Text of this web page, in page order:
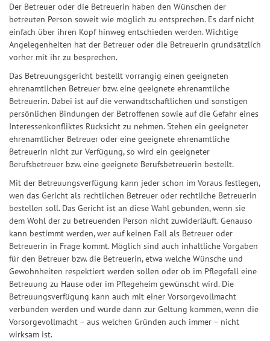
Der Betreuer oder die Betreuerin haben den Wünschen der
betreuten Person soweit wie möglich zu entsprechen. Es darf nicht
einfach über ihren Kopf hinweg entschieden werden. Wichtige
Angelegenheiten hat der Betreuer oder die Betreuerin grundsätzlich
vorher mit ihr zu besprechen.
Das Betreuungsgericht bestellt vorrangig einen geeigneten
ehrenamtlichen Betreuer bzw. eine geeignete ehrenamtliche
Betreuerin. Dabei ist auf die verwandtschaftlichen und sonstigen
persönlichen Bindungen der Betroffenen sowie auf die Gefahr eines
Interessenkonfliktes Rücksicht zu nehmen. Stehen ein geeigneter
ehrenamtlicher Betreuer oder eine geeignete ehrenamtliche
Betreuerin nicht zur Verfügung, so wird ein geeigneter
Berufsbetreuer bzw. eine geeignete Berufsbetreuerin bestellt.
Mit der Betreuungsverfügung kann jeder schon im Voraus festlegen,
wen das Gericht als rechtlichen Betreuer oder rechtliche Betreuerin
bestellen soll. Das Gericht ist an diese Wahl gebunden, wenn sie
dem Wohl der zu betreuenden Person nicht zuwiderläuft. Genauso
kann bestimmt werden, wer auf keinen Fall als Betreuer oder
Betreuerin in Frage kommt. Möglich sind auch inhaltliche Vorgaben
für den Betreuer bzw. die Betreuerin, etwa welche Wünsche und
Gewohnheiten respektiert werden sollen oder ob im Pflegefall eine
Betreuung zu Hause oder im Pflegeheim gewünscht wird. Die
Betreuungsverfügung kann auch mit einer Vorsorgevollmacht
verbunden werden und würde dann zur Geltung kommen, wenn die
Vorsorgevollmacht – aus welchen Gründen auch immer – nicht
wirksam ist.